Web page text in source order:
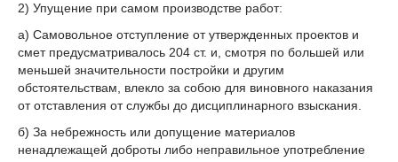
2) Упущение при самом производстве работ:
а) Самовольное отступление от утвержденных проектов и
смет предусматривалось 204 ст. и, смотря по большей или
меньшей значительности постройки и другим
обстоятельствам, влекло за собою для виновного наказания
от отставления от службы до дисциплинарного взыскания.
б) За небрежность или допущение материалов
ненадлежащей доброты либо неправильное употребление